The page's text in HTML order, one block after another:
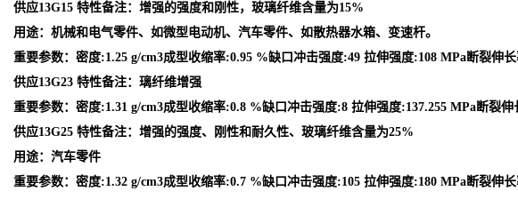
供应13G15 特性备注：增强的强度和刚性，玻璃纤维含量为15%
用途：机械和电气零件、如微型电动机、汽车零件、如散热器水箱、变速杆。
重要参数：密度:1.25 g/cm3成型收缩率:0.95 %缺口冲击强度:49 拉伸强度:108 MPa断裂伸
供应13G23 特性备注：璃纤维增强
重要参数：密度:1.31 g/cm3成型收缩率:0.8 %缺口冲击强度:8 拉伸强度:137.255 MPa断裂伸
供应13G25 特性备注：增强的强度、刚性和耐久性、玻璃纤维含量为25%
用途：汽车零件
重要参数：密度:1.32 g/cm3成型收缩率:0.7 %缺口冲击强度:105 拉伸强度:180 MPa断裂伸